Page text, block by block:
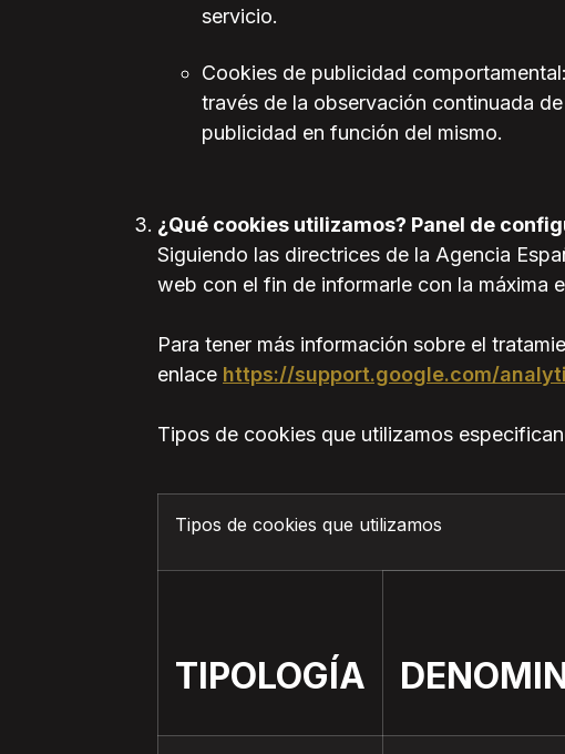
servicio.
Cookies de publicidad
través de la observación continuada
publicidad en función del mismo.
¿Qué cookies utilizamos? Panel de
Siguiendo las directrices de la Agencia
web con el fin de informarle con la máxima
Para tener más información sobre el
enlace https://support.google.com/
Tipos de cookies que utilizamos
Tipos de cookies que utilizamos
TIPOLOGÍA